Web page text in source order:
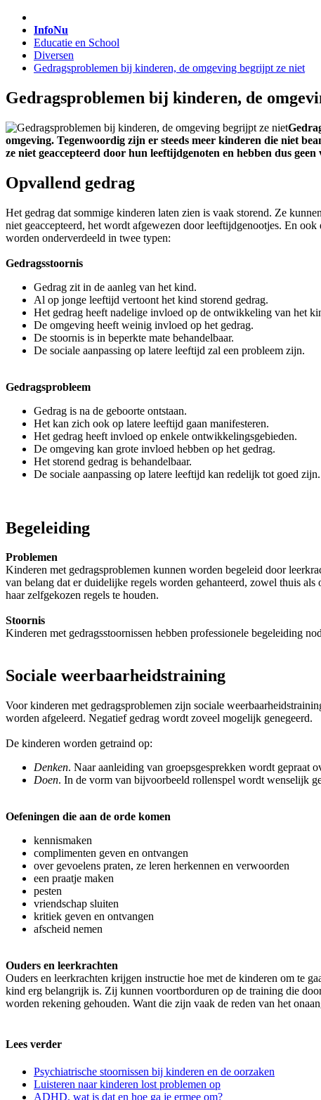
InfoNu
Educatie en School
Diversen
Gedragsproblemen bij kinderen, de omgeving begrijpt ze niet
Gedragsproblemen bij kinderen, de
omgeving. Tegenwoordig zijn er steeds meer kinderen die niet
ze niet geaccepteerd door hun leeftijdgenoten en hebben dus
Opvallend gedrag
Het gedrag dat sommige kinderen laten zien is vaak storend. Ze
niet geaccepteerd, het wordt afgewezen door leeftijdgenootjes. En
worden onderverdeeld in twee typen:
Gedragsstoornis
Gedrag zit in de aanleg van het kind.
Al op jonge leeftijd vertoont het kind storend gedrag.
Het gedrag heeft nadelige invloed op de ontwikkeling van het
De omgeving heeft weinig invloed op het gedrag.
De stoornis is in beperkte mate behandelbaar.
De sociale aanpassing op latere leeftijd zal een probleem zijn.
Gedragsprobleem
Gedrag is na de geboorte ontstaan.
Het kan zich ook op latere leeftijd gaan manifesteren.
Het gedrag heeft invloed op enkele ontwikkelingsgebieden.
De omgeving kan grote invloed hebben op het gedrag.
Het storend gedrag is behandelbaar.
De sociale aanpassing op latere leeftijd kan redelijk tot goed zijn.
Begeleiding
Problemen
Kinderen met gedragsproblemen kunnen worden begeleid door
van belang dat er duidelijke regels worden gehanteerd, zowel thuis
haar zelfgekozen regels te houden.
Stoornis
Kinderen met gedragsstoornissen hebben professionele begeleiding
Sociale weerbaarheidstraining
Voor kinderen met gedragsproblemen zijn sociale
worden afgeleerd. Negatief gedrag wordt zoveel mogelijk genegeerd.
De kinderen worden getraind op:
Denken. Naar aanleiding van groepsgesprekken wordt gepraat
Doen. In de vorm van bijvoorbeeld rollenspel wordt wenselijk
Oefeningen die aan de orde komen
kennismaken
complimenten geven en ontvangen
over gevoelens praten, ze leren herkennen en verwoorden
een praatje maken
pesten
vriendschap sluiten
kritiek geven en ontvangen
afscheid nemen
Ouders en leerkrachten
Ouders en leerkrachten krijgen instructie hoe met de kinderen om te
kind erg belangrijk is. Zij kunnen voortborduren op de training die
worden rekening gehouden. Want die zijn vaak de reden van het
Lees verder
Psychiatrische stoornissen bij kinderen en de oorzaken
Luisteren naar kinderen lost problemen op
ADHD, wat is dat en hoe ga je ermee om?